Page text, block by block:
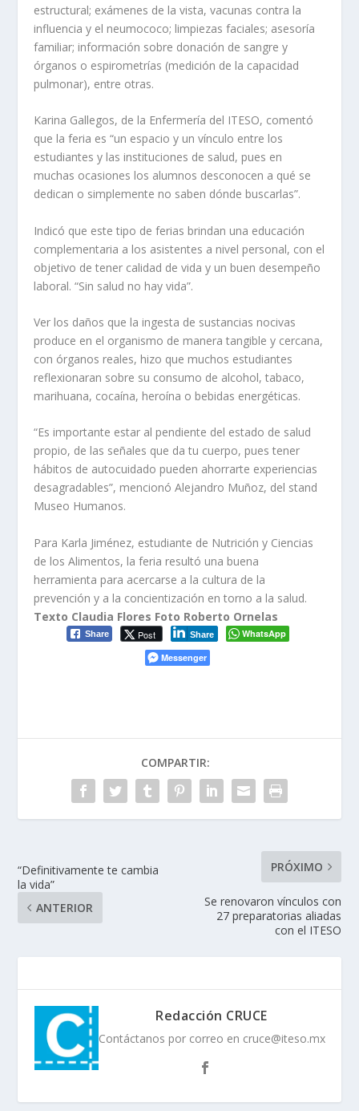
estructural; exámenes de la vista, vacunas contra la
influencia y el neumococo; limpiezas faciales; asesoría
familiar; información sobre donación de sangre y
órganos o espirometrías (medición de la capacidad
pulmonar), entre otras.
Karina Gallegos, de la Enfermería del ITESO, comentó
que la feria es “un espacio y un vínculo entre los
estudiantes y las instituciones de salud, pues en
muchas ocasiones los alumnos desconocen a qué se
dedican o simplemente no saben dónde buscarlas”.
Indicó que este tipo de ferias brindan una educación
complementaria a los asistentes a nivel personal, con el
objetivo de tener calidad de vida y un buen desempeño
laboral. “Sin salud no hay vida”.
Ver los daños que la ingesta de sustancias nocivas
produce en el organismo de manera tangible y cercana,
con órganos reales, hizo que muchos estudiantes
reflexionaran sobre su consumo de alcohol, tabaco,
marihuana, cocaína, heroína o bebidas energéticas.
“Es importante estar al pendiente del estado de salud
propio, de las señales que da tu cuerpo, pues tener
hábitos de autocuidado pueden ahorrarte experiencias
desagradables”, mencionó Alejandro Muñoz, del stand
Museo Humanos.
Para Karla Jiménez, estudiante de Nutrición y Ciencias
de los Alimentos, la feria resultó una buena
herramienta para acercarse a la cultura de la
prevención y a la concientización en torno a la salud.
Texto Claudia Flores Foto Roberto Ornelas
Share Post Share
WhatsApp
Messenger
COMPARTIR:
“Definitivamente te cambia
la vida”
ANTERIOR
PRÓXIMO
Se renovaron vínculos con
27 preparatorias aliadas
con el ITESO
Redacción CRUCE
Contáctanos por correo en cruce@iteso.mx